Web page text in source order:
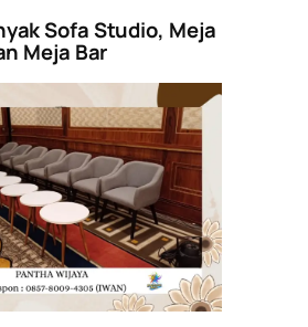
Sofa Studio, Meja
Meja Bar